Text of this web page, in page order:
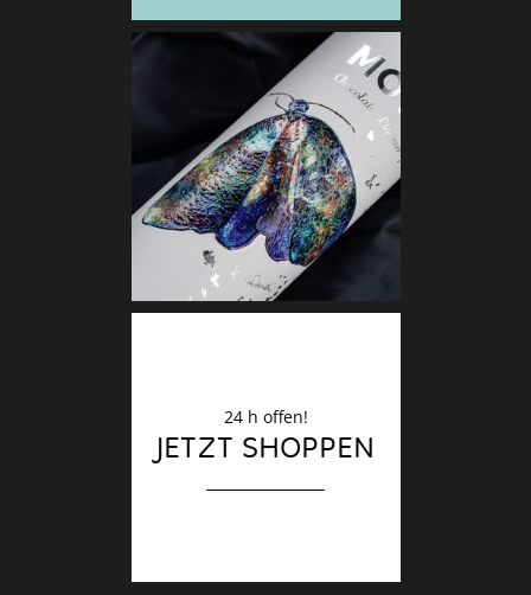
24 h offen!
JETZT SHOPPEN